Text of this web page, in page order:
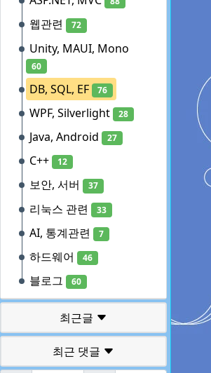
웹관련 72
Unity, MAUI, Mono
60
DB, SQL, EF 76
WPF, Silverlight 28
Java, Android 27
C++ 12
보안, 서버 37
리눅스 관련 33
AI, 통계관련 7
하드웨어 46
블로그 60
최근글
최근 댓글